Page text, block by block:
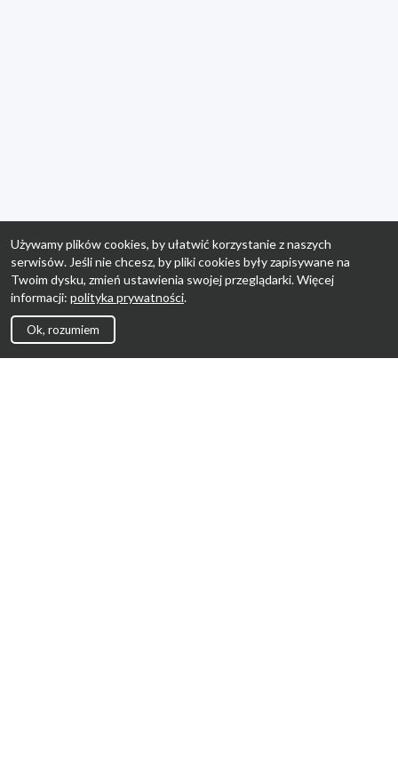
Używamy plików cookies, by ułatwić korzystanie z naszych
serwisów. Jeśli nie chcesz, by pliki cookies były zapisywane na
Twoim dysku, zmień ustawienia swojej przeglądarki. Więcej
informacji: polityka prywatności.
Ok, rozumiem